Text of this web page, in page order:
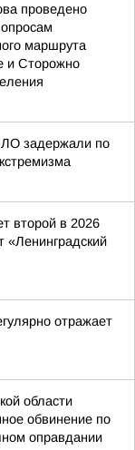
проведено
маршрута
и Сторожно
ЛО задержали по
второй в 2026
«Ленинградский
отражает
области
обвинение по
оправдании